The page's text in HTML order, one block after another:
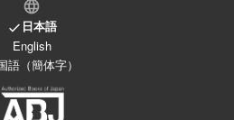
日本語
English
語（簡体字）